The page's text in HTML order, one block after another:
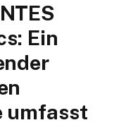
Ein
umfasst